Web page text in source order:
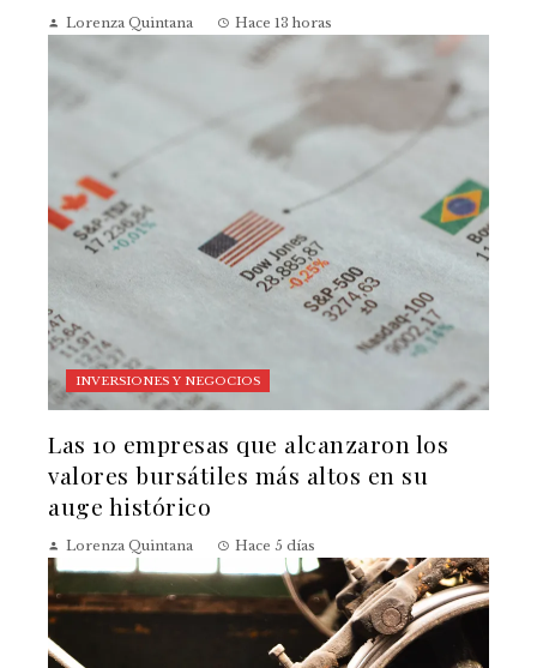
Lorenza Quintana Hace 13 horas
INVERSIONES Y NEGOCIOS
Las 10 empresas que alcanzaron los
valores bursátiles más altos en su
auge histórico
Lorenza Quintana Hace 5 días